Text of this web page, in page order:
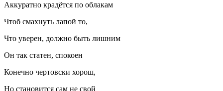
Аккуратно крадётся по облакам
Чтоб смахнуть лапой то,
Что уверен, должно быть лишним
Он так статен, спокоен
Конечно чертовски хорош,
Но становится сам не свой